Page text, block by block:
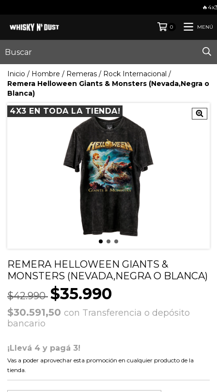
🔥4x3 EN
0 MENÚ
Inicio / Hombre / Remeras / Rock Internacional /
Remera Helloween Giants & Monsters (Nevada,Negra o
Blanca)
4X3 EN TODA LA TIENDA!
REMERA HELLOWEEN GIANTS &
MONSTERS (NEVADA,NEGRA O BLANCA)
$42.990 $35.990
$30.591,50 con Transferencia o depósito
bancario
¡Llevá 4 y pagá 3!
Vas a poder aprovechar esta promoción en cualquier producto de la
tienda.